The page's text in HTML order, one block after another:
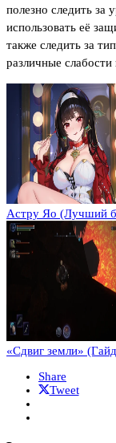
полезно следить за
использовать её
также следить за
различные слабости
Астру Яо (Лучший
«Сдвиг земли»
Share
Tweet